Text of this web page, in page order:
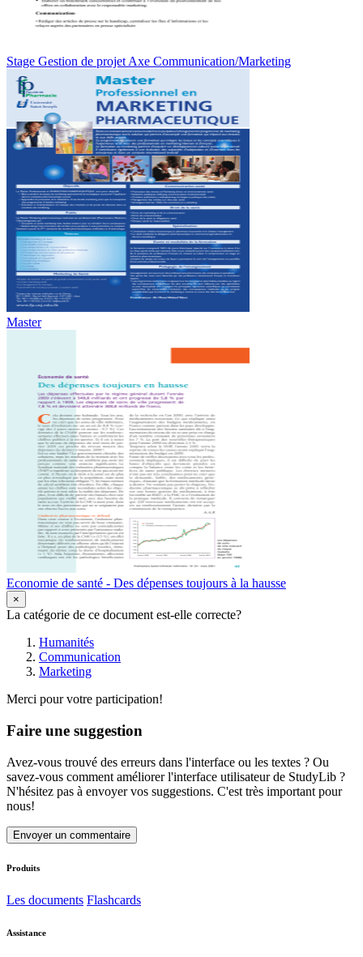
Stage Gestion de projet Axe Communication/Marketing
Master
Economie de santé - Des dépenses toujours à la hausse
×
La catégorie de ce document est-elle correcte?
Humanités
Communication
Marketing
Merci pour votre participation!
Faire une suggestion
Avez-vous trouvé des erreurs dans l'interface ou les textes ? Ou
savez-vous comment améliorer l'interface utilisateur de StudyLib ?
N'hésitez pas à envoyer vos suggestions. C'est très important pour
nous!
Envoyer un commentaire
Produits
Les documents Flashcards
Assistance